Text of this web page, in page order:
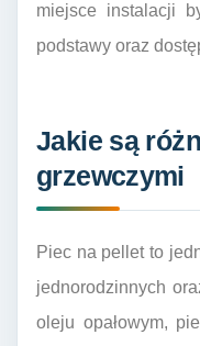
miejsce instalacji
podstawy oraz
Jakie są
grzewczymi
Piec na pellet to
jednorodzinnych
oleju opałowym,